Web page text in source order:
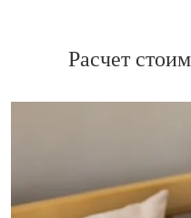
Расчет